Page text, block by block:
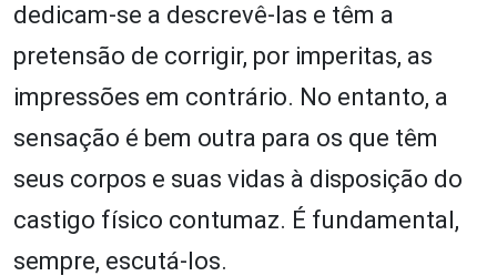
dedicam-se a descrevê-las e têm a
pretensão de corrigir, por imperitas, as
impressões em contrário. No entanto, a
sensação é bem outra para os que têm
seus corpos e suas vidas à disposição do
castigo físico contumaz. É fundamental,
sempre, escutá-los.